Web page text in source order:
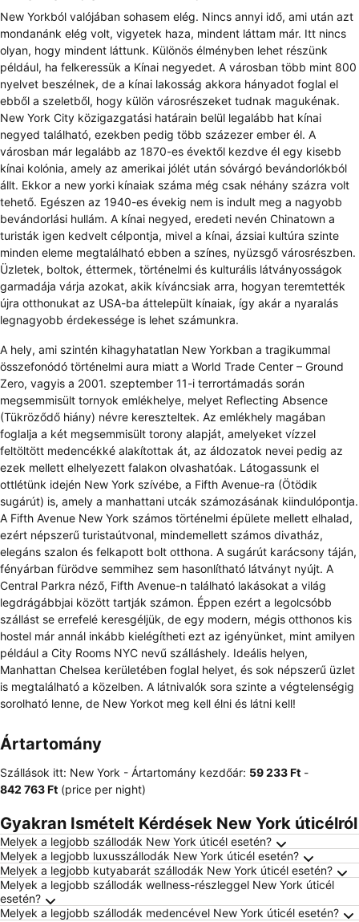
New Yorkból valójában sohasem elég. Nincs annyi idő, ami után azt
mondanánk elég volt, vigyetek haza, mindent láttam már. Itt nincs
olyan, hogy mindent láttunk. Különös élményben lehet részünk
például, ha felkeressük a Kínai negyedet. A városban több mint 800
nyelvet beszélnek, de a kínai lakosság akkora hányadot foglal el
ebből a szeletből, hogy külön városrészeket tudnak magukénak.
New York City közigazgatási határain belül legalább hat kínai
negyed található, ezekben pedig több százezer ember él. A
városban már legalább az 1870-es évektől kezdve él egy kisebb
kínai kolónia, amely az amerikai jólét után sóvárgó bevándorlókból
állt. Ekkor a new yorki kínaiak száma még csak néhány százra volt
tehető. Egészen az 1940-es évekig nem is indult meg a nagyobb
bevándorlási hullám. A kínai negyed, eredeti nevén Chinatown a
turisták igen kedvelt célpontja, mivel a kínai, ázsiai kultúra szinte
minden eleme megtalálható ebben a színes, nyüzsgő városrészben.
Üzletek, boltok, éttermek, történelmi és kulturális látványosságok
garmadája várja azokat, akik kíváncsiak arra, hogyan teremtették
újra otthonukat az USA-ba áttelepült kínaiak, így akár a nyaralás
legnagyobb érdekessége is lehet számunkra.
A hely, ami szintén kihagyhatatlan New Yorkban a tragikummal
összefonódó történelmi aura miatt a World Trade Center – Ground
Zero, vagyis a 2001. szeptember 11-i terrortámadás során
megsemmisült tornyok emlékhelye, melyet Reflecting Absence
(Tükröződő hiány) névre kereszteltek. Az emlékhely magában
foglalja a két megsemmisült torony alapját, amelyeket vízzel
feltöltött medencékké alakítottak át, az áldozatok nevei pedig az
ezek mellett elhelyezett falakon olvashatóak. Látogassunk el
ottlétünk idején New York szívébe, a Fifth Avenue-ra (Ötödik
sugárút) is, amely a manhattani utcák számozásának kiindulópontja.
A Fifth Avenue New York számos történelmi épülete mellett elhalad,
ezért népszerű turistaútvonal, mindemellett számos divatház,
elegáns szalon és felkapott bolt otthona. A sugárút karácsony táján,
fényárban fürödve semmihez sem hasonlítható látványt nyújt. A
Central Parkra néző, Fifth Avenue-n található lakásokat a világ
legdrágábbjai között tartják számon. Éppen ezért a legolcsóbb
szállást se errefelé keresgéljük, de egy modern, mégis otthonos kis
hostel már annál inkább kielégítheti ezt az igényünket, mint amilyen
például a City Rooms NYC nevű szálláshely. Ideális helyen,
Manhattan Chelsea kerületében foglal helyet, és sok népszerű üzlet
is megtalálható a közelben. A látnivalók sora szinte a végtelenségig
sorolható lenne, de New Yorkot meg kell élni és látni kell!
Ártartomány
Szállások itt: New York - Ártartomány kezdőár: ‎59 233 Ft -
‎842 763 Ft (price per night)
Gyakran Ismételt Kérdések New York úticélról
Melyek a legjobb szállodák New York úticél esetén?
Melyek a legjobb luxusszállodák New York úticél esetén?
Melyek a legjobb kutyabarát szállodák New York úticél esetén?
Melyek a legjobb szállodák wellness-részleggel New York úticél
esetén?
Melyek a legjobb szállodák medencével New York úticél esetén?